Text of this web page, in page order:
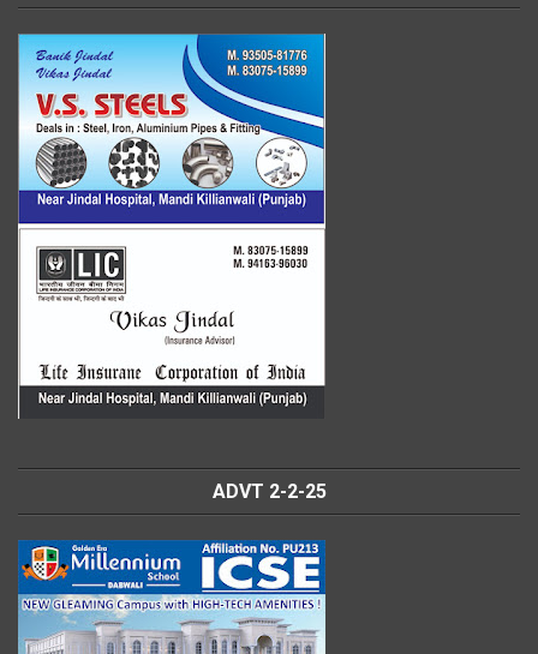
ADVT 2-2-25